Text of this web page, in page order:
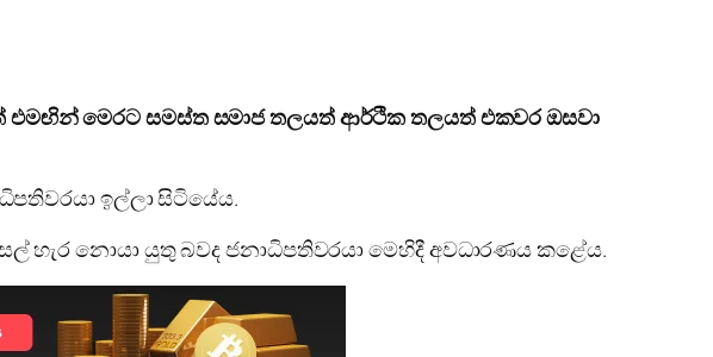
මෙරට සමස්ත සමාජ තලයත් ආර්ථික තලයත් එකවර ඔසවා
ඉල්ලා සිටියේය.
හැර නොයා යුතු බවද ජනාධිපතිවරයා මෙහිදී අවධාරණය කළේය.